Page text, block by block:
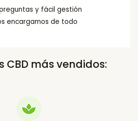
y fácil gestión
encargamos de todo
CBD más vendidos: